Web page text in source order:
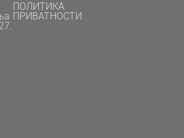
ПОЛИТИКА
ПРИВАТНОСТИ